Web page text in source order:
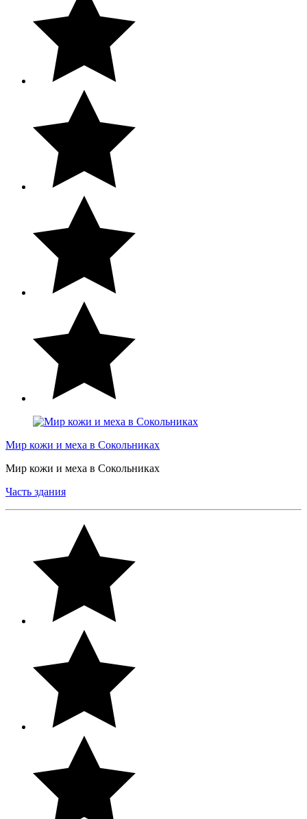
Мир кожи и меха в Сокольниках
Мир кожи и меха в Сокольниках
Часть здания